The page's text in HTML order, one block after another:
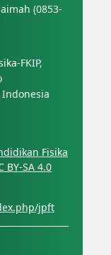
(0853-
FKIP,
Indonesia
Fisika
BY-SA 4.0
jpft